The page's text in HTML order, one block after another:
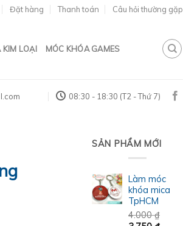
Đặt hàng Thanh toán Câu hỏi thường gặp
KIM LOẠI MÓC KHÓA GAMES
08:30 - 18:30 (T2 - Thứ 7)
SẢN PHẨM MỚI
Làm móc
khóa mica
TpHCM
4.000₫